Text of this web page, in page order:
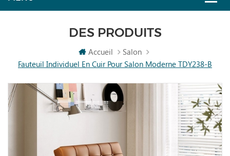
DES PRODUITS
Accueil
Salon
Fauteuil Individuel En Cuir Pour Salon Moderne TDY238-B